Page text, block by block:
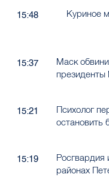
15:48 Куриное
15:37
Маск
15:21
Психолог
остановить
15:19
Росгвардия
районах